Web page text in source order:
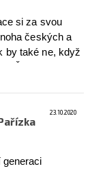
si za svou
českých a
by také ne, když
nahradit série
více
23.10.2020